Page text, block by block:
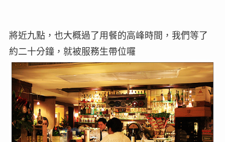
將近九點，也大概過了用餐的高峰時間，我們等了
約二十分鐘，就被服務生帶位囉